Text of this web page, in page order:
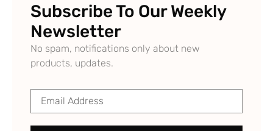
Subscribe To Our Weekly
Newsletter
No spam, notifications only about new
products, updates.